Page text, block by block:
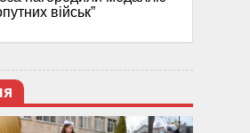
військ”